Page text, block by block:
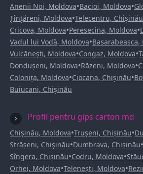
Anenii Noi, Moldova•Bacioi, Moldova•
Țînțăreni, Moldova•Telecentru, Chișinău
Cricova, Moldova•Peresecina, Moldova•
Vadul lui Vodă, Moldova•Basarabeasca,
Vulcănești, Moldova•Congaz, Moldova•
Dondușeni, Moldova•Răzeni, Moldova•
Colonița, Moldova•Ciocana, Chișinău•
Buiucani, Chișinău
Profil pentru gips carton md
Chișinău, Moldova•Trușeni, Chișinău•
Strășeni, Chișinău•Dumbrava, Chișinău•
Sîngera, Chișinău•Codru, Moldova•
Orhei, Moldova•Telenești, Moldova•